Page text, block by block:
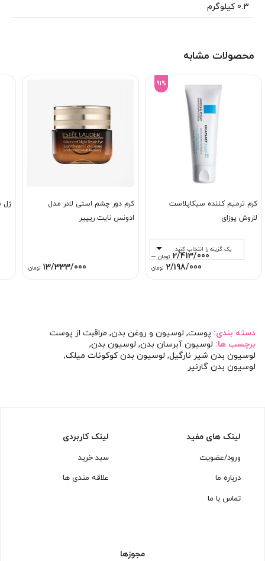
0.3 کیلوگرم
محصولات مشابه
91%
کرم ترمیم کننده سیکاپلاست
لاروش پوزای
یک گزینه را انتخاب کنید
2/413/000 تومان –
2/198/000 تومانPrice
کرم دور چشم استی لادر مدل
ادونس نایت ریپیر
13/333/000 تومان
ژل
دسته بندی: پوست, لوسیون و روغن بدن, مراقبت از پوست
برچسب ها: لوسیون آبرسان بدن, لوسیون بدن,
لوسیون بدن شیر نارگیل, لوسیون بدن کوکونات میلک,
لوسیون بدن گارنیر
لینک های مفید
ورود/عضویت
درباره ما
تماس با ما
لینک کاربردی
سبد خرید
علاقه مندی ها
مجوزها